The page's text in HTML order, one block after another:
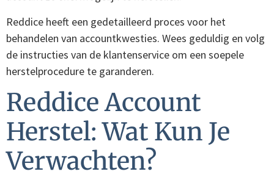
Reddice heeft een gedetailleerd proces voor het
behandelen van accountkwesties. Wees geduldig en volg
de instructies van de klantenservice om een soepele
herstelprocedure te garanderen.
Reddice Account
Herstel: Wat Kun Je
Verwachten?